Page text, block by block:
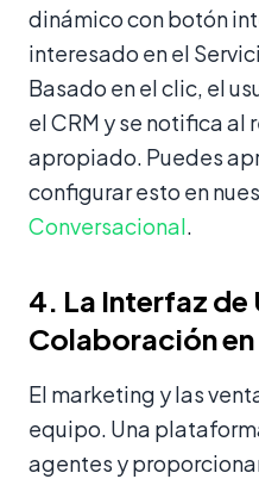
dinámico con botón
interesado en el
Basado en el clic, el
el CRM y se notifica
apropiado. Puedes
configurar esto en
Conversacional.
4. La Interfaz de
Colaboración
El marketing y las
equipo. Una
agentes y